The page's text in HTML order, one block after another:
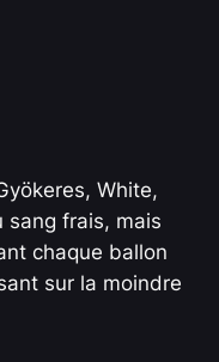
White,
sang frais, mais
chaque ballon
sur la moindre